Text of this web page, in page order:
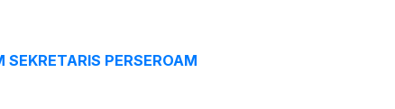
SEKRETARIS PERSEROAM